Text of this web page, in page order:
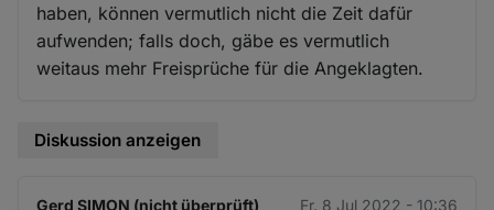
haben, können vermutlich nicht die Zeit dafür
aufwenden; falls doch, gäbe es vermutlich
weitaus mehr Freisprüche für die Angeklagten.
Diskussion anzeigen
Gerd SIMON (nicht überprüft) Fr. 8 Jul 2022 - 10:36